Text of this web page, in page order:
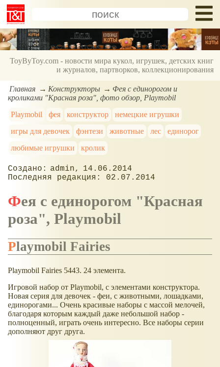
ToyByToy.com - новости мира кукол, игрушек, детских книг
и журналов, партворков, коллекционирования
Главная Конструкторы
Фея с единорогом и
кроликами "Красная роза", фото обзор, Playmobil
Playmobil
фея конструктор
немецкие игрушки
игры для девочек
фэнтези животные лес
единорог
любимые игрушки
кролик
admin
14.06.2014
02.07.2014
Фея с единорогом "Красная
роза", Playmobil
Playmobil Fairies
Playmobil Fairies 5443. 24 элемента.
Игровой набор от Playmobil, с элементами конструктора.
Новая серия для девочек - феи, с животными, лошадками,
единорогами... Очень красивые наборы с массой мелочей,
благодаря которым каждый даже небольшой набор -
полноценный, играть очень интересно. Все наборы серии
дополняют друг друга.